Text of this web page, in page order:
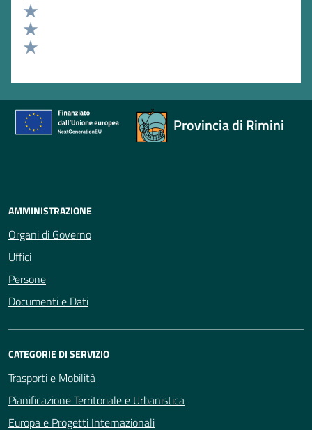
Valuta 4 stelle su 5
Valuta 3 stelle su 5
Valuta 2 stelle su 5
Provincia di Rimini
AMMINISTRAZIONE
Organi di Governo
Uffici
Persone
Documenti e Dati
CATEGORIE DI SERVIZIO
Trasporti e Mobilità
Pianificazione Territoriale e Urbanistica
Europa e Progetti Internazionali